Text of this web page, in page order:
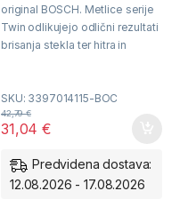
o
f
5
original BOSCH. Metlice serije
Twin odlikujejo odlični rezultati
brisanja stekla ter hitra in
prejmete par.
SKU: 3397014115-BOC
31,04€
42,79€
Predvidena dostava:
12.08.2026 - 17.08.2026